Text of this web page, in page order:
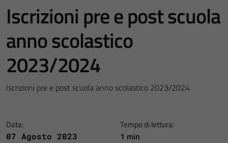
Iscrizioni pre e post scuola
anno scolastico
2023/2024
Iscrizioni pre e post scuola anno scolastico 2023/2024
Data:
07 Agosto 2023
Tempo di lettura:
1 min